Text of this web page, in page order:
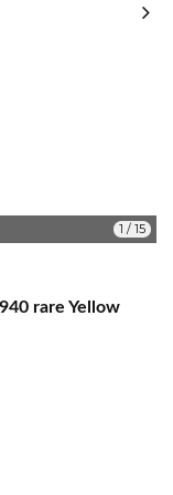
1 / 15
rare Yellow